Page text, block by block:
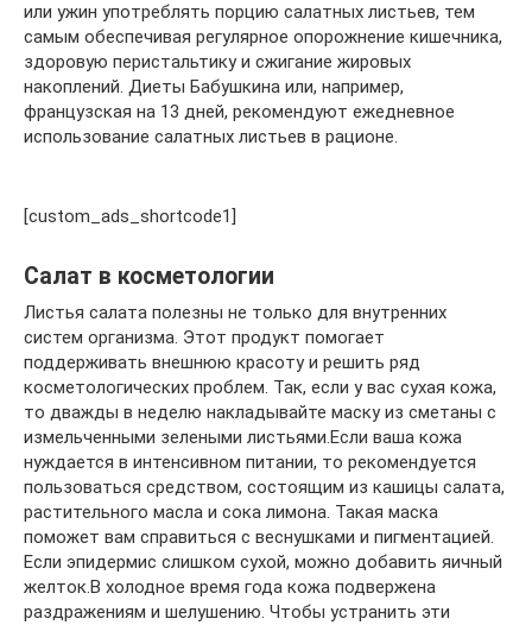
или ужин употреблять порцию салатных листьев, тем
самым обеспечивая регулярное опорожнение кишечника,
здоровую перистальтику и сжигание жировых
накоплений. Диеты Бабушкина или, например,
французская на 13 дней, рекомендуют ежедневное
использование салатных листьев в рационе.
[custom_ads_shortcode1]
Салат в косметологии
Листья салата полезны не только для внутренних
систем организма. Этот продукт помогает
поддерживать внешнюю красоту и решить ряд
косметологических проблем. Так, если у вас сухая кожа,
то дважды в неделю накладывайте маску из сметаны с
измельченными зелеными листьями.Если ваша кожа
нуждается в интенсивном питании, то рекомендуется
пользоваться средством, состоящим из кашицы салата,
растительного масла и сока лимона. Такая маска
поможет вам справиться с веснушками и пигментацией.
Если эпидермис слишком сухой, можно добавить яичный
желток.В холодное время года кожа подвержена
раздражениям и шелушению. Чтобы устранить эти